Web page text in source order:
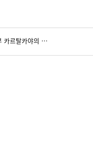
카르탈카야의 …